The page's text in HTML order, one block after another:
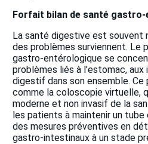
Forfait bilan de santé
La santé digestive est souvent
des problèmes surviennent. Le
gastro-entérologique se
problèmes liés à l'estomac,
digestif dans son ensemble.
comme la coloscopie virtuelle,
moderne et non invasif de la
les patients à maintenir un
des mesures préventives en
gastro-intestinaux à un stade